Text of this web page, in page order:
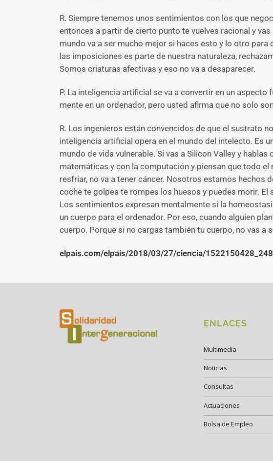
R. Siempre tenemos unos sentimientos con los que
entonces a partir de cierto punto te vuelves racional y
mundo va a ser mucho mejor si haces esto y lo otro para
las imposiciones es parte de nuestra naturaleza,
Somos criaturas afectivas y eso no va a desaparecer.
P. La inteligencia artificial se va a convertir en un
mente en un ordenador, pero usted afirma que no solo
R. Los ingenieros están convencidos de que el sustrato
inteligencia artificial opera en el mundo del intelecto. Es
mundo de vida vulnerable. Si vas a Silicon Valley y
matemáticas y con la computación y piensan que todo
resfriar, no va a tener cáncer. Nosotros estamos hechos
coche te golpea te rompes los huesos y puedes morir.
Los sentimientos expresan mentalmente si la
un cuerpo para el ordenador. Por eso, cuando alguien
cuerpo. Porque si no cargas también tu cuerpo, no vas a
elpais.com/elpais/2018/03/27/ciencia/
ENLACES
Multimedia
Noticias
Consultas
Actuaciones
Bolsa de Empleo